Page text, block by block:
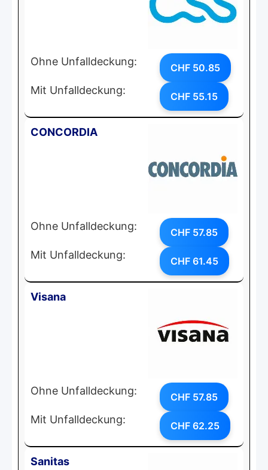
Ohne Unfalldeckung: CHF 50.85
Mit Unfalldeckung: CHF 55.15
CONCORDIA
Ohne Unfalldeckung: CHF 57.85
Mit Unfalldeckung: CHF 61.45
Visana
Ohne Unfalldeckung: CHF 57.85
Mit Unfalldeckung: CHF 62.25
Sanitas